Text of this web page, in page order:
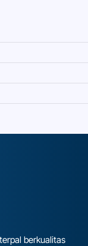
berkualitas